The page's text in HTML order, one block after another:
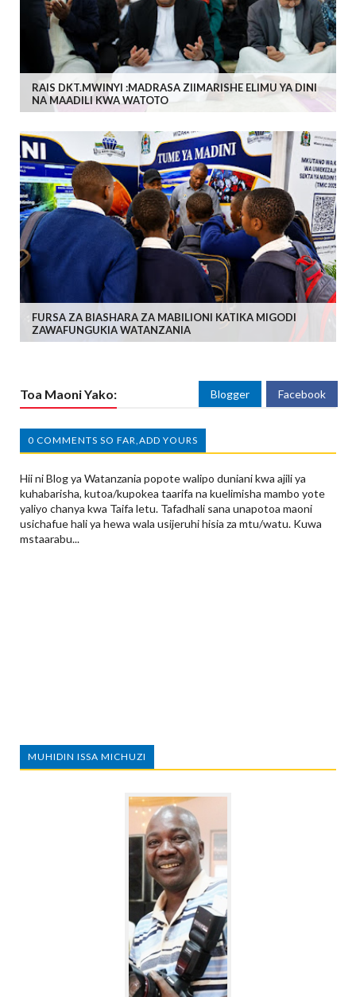
RAIS DKT.MWINYI :MADRASA ZIIMARISHE ELIMU YA DINI
NA MAADILI KWA WATOTO
FURSA ZA BIASHARA ZA MABILIONI KATIKA MIGODI
ZAWAFUNGUKIA WATANZANIA
Toa Maoni Yako: Blogger Facebook
0 COMMENTS SO FAR,ADD YOURS
Hii ni Blog ya Watanzania popote walipo duniani kwa ajili ya
kuhabarisha, kutoa/kupokea taarifa na kuelimisha mambo yote
yaliyo chanya kwa Taifa letu. Tafadhali sana unapotoa maoni
usichafue hali ya hewa wala usijeruhi hisia za mtu/watu. Kuwa
mstaarabu...
MUHIDIN ISSA MICHUZI